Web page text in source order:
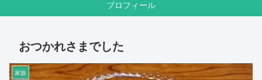
プロフィール
おつかれさまでした
家族